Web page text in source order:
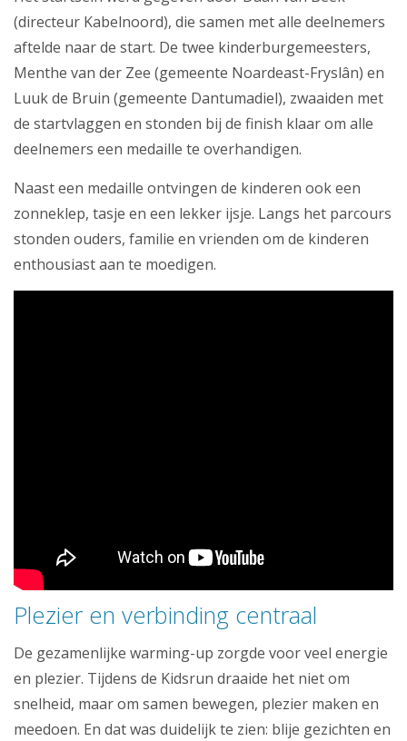
(directeur Kabelnoord), die samen met alle deelnemers
aftelde naar de start. De twee kinderburgemeesters,
Menthe van der Zee (gemeente Noardeast-Fryslân) en
Luuk de Bruin (gemeente Dantumadiel), zwaaiden met
de startvlaggen en stonden bij de finish klaar om alle
deelnemers een medaille te overhandigen.
Naast een medaille ontvingen de kinderen ook een
zonneklep, tasje en een lekker ijsje. Langs het parcours
stonden ouders, familie en vrienden om de kinderen
enthousiast aan te moedigen.
Plezier en verbinding centraal
De gezamenlijke warming-up zorgde voor veel energie
en plezier. Tijdens de Kidsrun draaide het niet om
snelheid, maar om samen bewegen, plezier maken en
meedoen. En dat was duidelijk te zien: blije gezichten en